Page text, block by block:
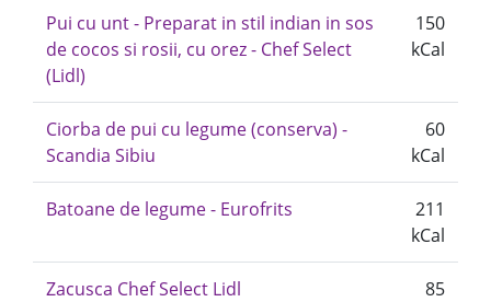
Pui cu unt - Preparat in stil indian in sos
de cocos si rosii, cu orez - Chef Select
(Lidl)
150
kCal
Ciorba de pui cu legume (conserva) -
Scandia Sibiu
60
kCal
Batoane de legume - Eurofrits
211
kCal
Zacusca Chef Select Lidl
85